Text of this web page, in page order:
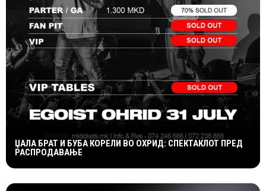
ЏАЛА БРАТ И БУБА КОРЕЛИ ВО ОХРИД: СПЕКТАКЛОТ ПРЕД
РАСПРОДАВАЊЕ